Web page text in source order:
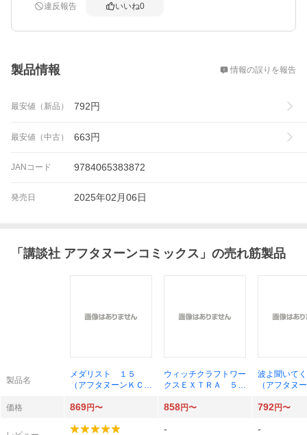
違反報告 いいね0
製品情報 情報の誤りを報告
最安値（新品） 792円
最安値（中古） 663円
JANコード 9784065383872
発売日 2025年02月06日
「 講談社 アフタヌーンコミックス 」の売れ筋製品
製品名
メダリスト １５
（アフタヌーンＫＣ）
ウィッチクラフトワー
クスＥＸＴＲＡ ５
水薙竜／著
波よ聞いて
（アフタヌ
価格
869円〜 858円〜 792円〜
- -